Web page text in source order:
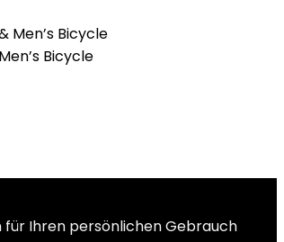
Bicycle
Ihren persönlichen Gebrauch